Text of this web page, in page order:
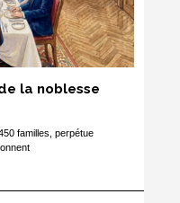
la noblesse
familles, perpétue